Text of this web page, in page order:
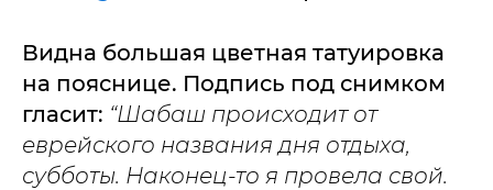
Видна большая цветная татуировка
на пояснице. Подпись под снимком
гласит: “Шабаш происходит от
еврейского названия дня отдыха,
субботы. Наконец-то я провела свой.